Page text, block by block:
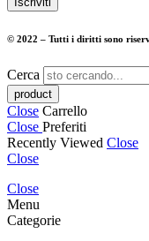
© 2022 – Tutti i diritti sono
Cerca
Close Carrello
Close Preferiti
Recently Viewed Close
Close
Close
Menu
Categorie